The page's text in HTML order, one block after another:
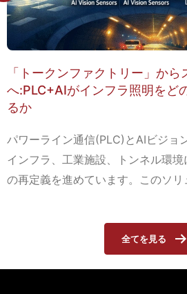
ー」からスマート照明
照明をどのように変革してい
とAIビジョンの組み合わせは、都市
ンネル環境におけるスマート照明
。このソリューションは追加の配
ジェクトに最適です。PLC + AIが
率が高く、インテリジェントな照
全てを見る